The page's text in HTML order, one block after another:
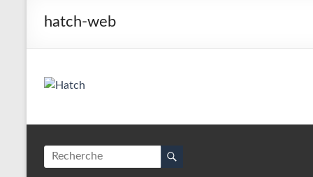
hatch-web